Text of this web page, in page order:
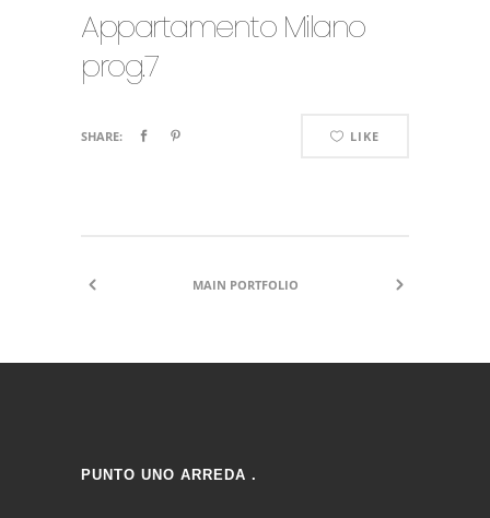
Appartamento Milano
prog.7
SHARE: LIKE
MAIN PORTFOLIO
PUNTO UNO ARREDA .